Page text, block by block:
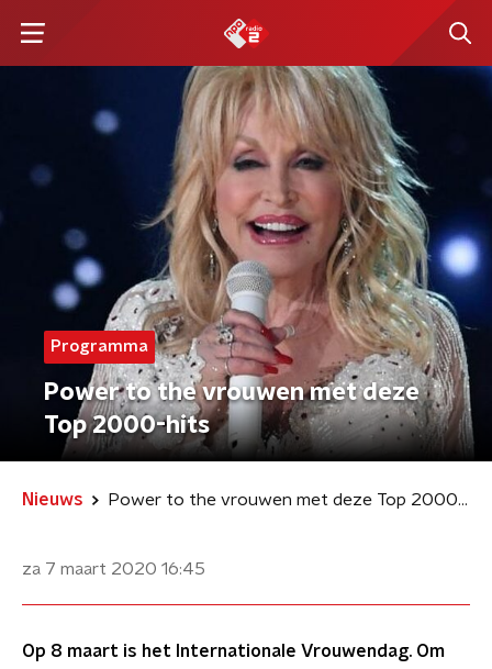
Programma
Power to the vrouwen met deze
Top 2000-hits
Nieuws Power to the vrouwen met deze Top 2000-hits
za 7 maart 2020 16:45
Op 8 maart is het Internationale Vrouwendag. Om